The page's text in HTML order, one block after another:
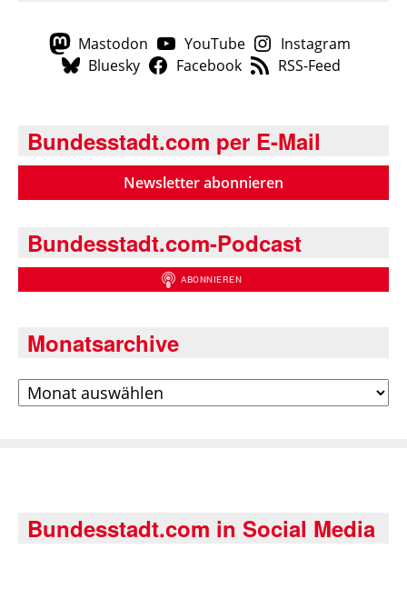
Mastodon YouTube
Instagram
Bluesky
Facebook RSS-Feed
Bundesstadt.com per E-Mail
Newsletter abonnieren
Bundesstadt.com-Podcast
Monatsarchive
Archiv
Bundesstadt.com in Social Media